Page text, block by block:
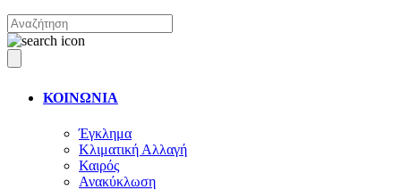
ΚΟΙΝΩΝΙΑ
Έγκλημα
Κλιματική Αλλαγή
Καιρός
Ανακύκλωση